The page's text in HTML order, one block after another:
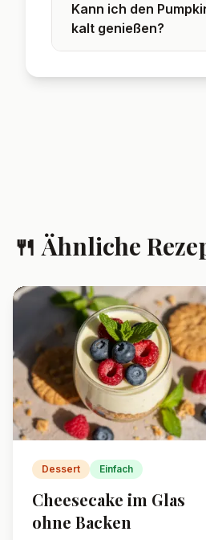
Kann ich den
kalt genießen?
🍴 Ähnliche
Dessert Einfach
Cheesecake im Glas
ohne Backen